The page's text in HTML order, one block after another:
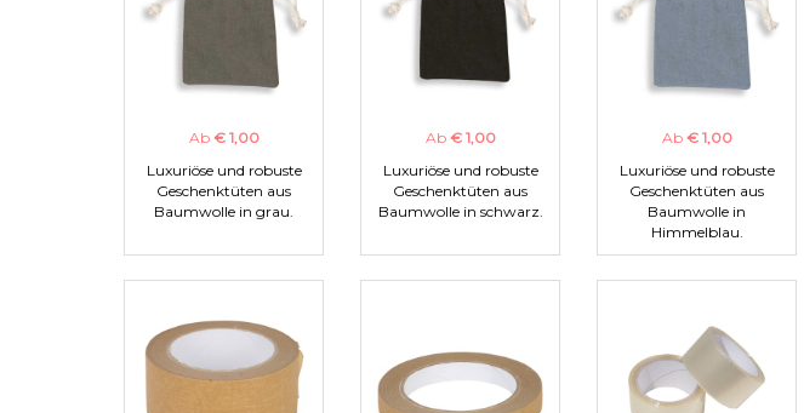
Ab € 1,00
Luxuriöse und robuste
Geschenktüten aus
Baumwolle in grau.
Ab € 1,00
Luxuriöse und robuste
Geschenktüten aus
Baumwolle in schwarz.
Ab € 1,00
Luxuriöse und robuste
Geschenktüten aus
Baumwolle in
Himmelblau.